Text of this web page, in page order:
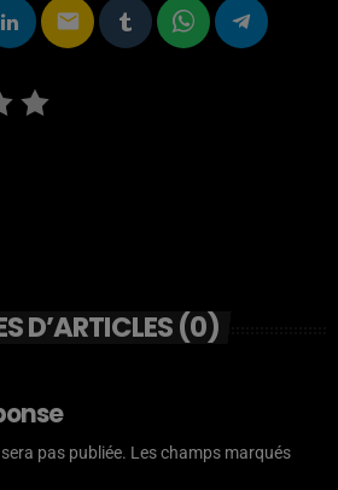
email
D’ARTICLES (0)
pas publiée. Les champs marqués